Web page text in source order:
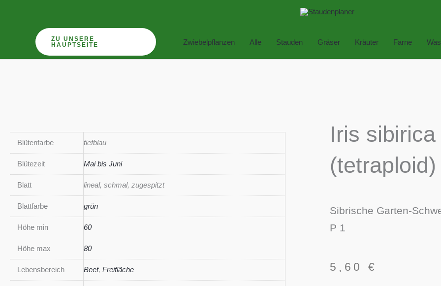
ZU UNSERE
HAUPTSEITE
Zwiebelpflanzen Alle Stauden Gräser Kräuter Farne
Blütenfarbe tiefblau
Blütezeit Mai bis Juni
Blatt lineal, schmal, zugespitzt
Blattfarbe grün
Höhe min 60
Höhe max 80
Lebensbereich Beet, Freifläche
Iris sibirica
(tetraploid)
Sibrische Garten-
P 1
5,60 €